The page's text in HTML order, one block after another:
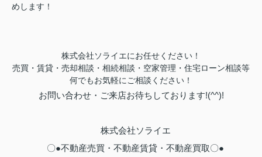
めします！
株式会社ソライエにお任せください！
売買・賃貸・売却相談・相続相談・ 空家管理・住宅ローン相談等
何でもお気軽にご相談ください！
お問い合わせ・ご来店お待ちしております!(^^)!
株式会社ソライエ
〇●不動産売買・不動産賃貸・不動産買取〇●